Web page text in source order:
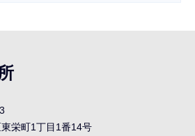
栄町1丁目1番14号